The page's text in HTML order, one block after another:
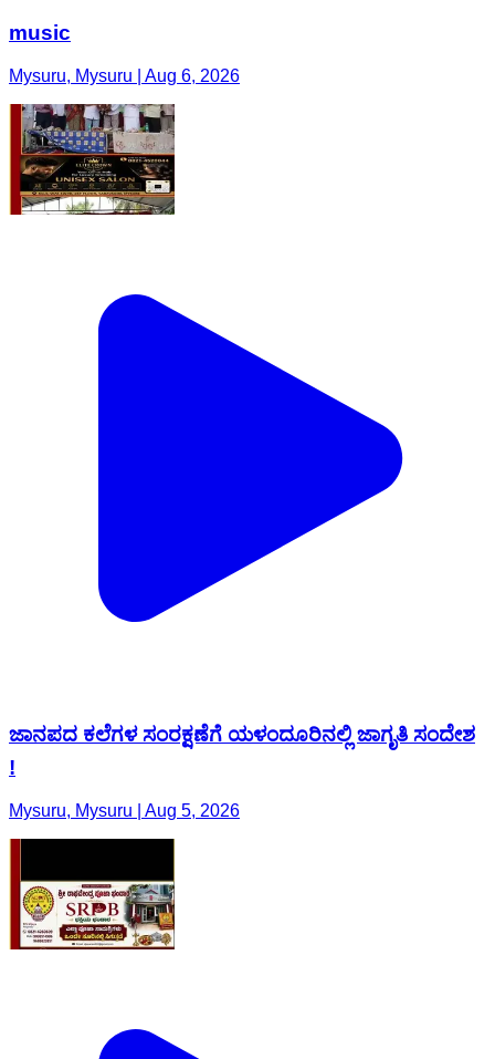
music
Mysuru, Mysuru | Aug 6, 2026
ಜಾನಪದ ಕಲೆಗಳ ಸಂರಕ್ಷಣೆಗೆ ಯಳಂದೂರಿನಲ್ಲಿ ಜಾಗೃತಿ ಸಂದೇಶ
!
Mysuru, Mysuru | Aug 5, 2026